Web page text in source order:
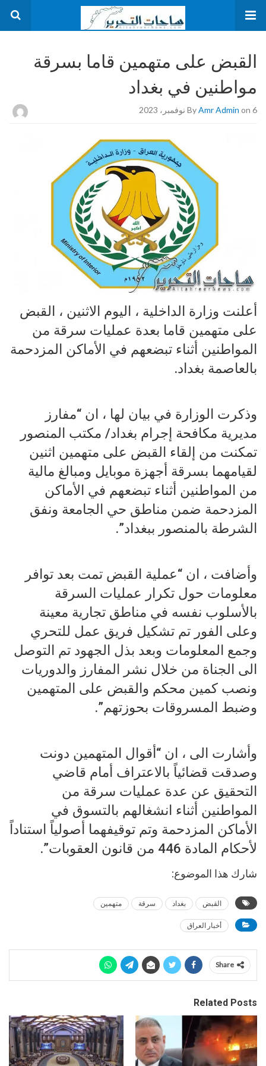
القبض على متهمين قاما بسرقة
مواطنين في بغداد
ByAmr Admin on 6 نوفمبر، 2023
أعلنت وزارة الداخلية ، اليوم الاثنين ، القبض
على متهمين قاما بعدة عمليات سرقة من
المواطنين أثناء تبضعهم في الأماكن المزدحمة
بالعاصمة بغداد.
وذكرت الوزارة في بيان لها ، ان “مفارز
مديرية مكافحة إجرام بغداد/ مكتب المنصور
تمكنت من إلقاء القبض على متهمين اثنين
لقيامهما بسرقة أجهزة موبايل ومبالغ مالية
من المواطنين أثناء تبضعهم في الأماكن
المزدحمة ضمن مناطق حي الجامعة ونفق
الشرطة بالمنصور ب‍بغداد”.
وأضافت ، ان “عملية القبض تمت بعد توافر
معلومات حول تكرار عمليات السرقة
بالأسلوب نفسه في مناطق تجارية معينة
وعلى الفور تم تشكيل فريق عمل للتحري
وجمع المعلومات وبعد بذل الجهود تم التوصل
الى الجناة من خلال نشر المفارز والدوريات
ونصب كمين محكم والقبض على المتهمين
وضبط المسروقات بحوزتهم”.
وأشارت الى ، ان “أقوال المتهمين دونت
وصدقت قضائياً بالاعتراف أمام قاضي
التحقيق عن عدة عمليات سرقة من
المواطنين أثناء انشغالهم بالتسوق في
الأماكن المزدحمة وتم توقيفهما أصولياً استناداً
لأحكام المادة 446 من قانون العقوبات”.
شارك هذا الموضوع:
القبض بغداد سرقة متهمين
أخبار العراق
Share
Related Posts